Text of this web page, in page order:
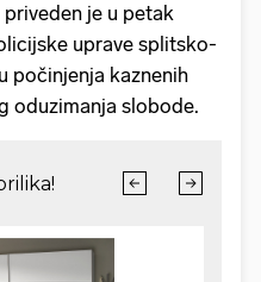
je u petak
uprave splitsko-
počinjenja kaznenih
oduzimanja slobode.